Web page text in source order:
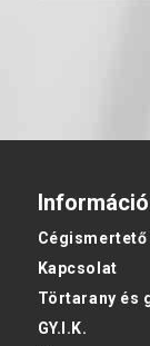
Cégismertető
Kapcsolat
Törtarany és
GY.I.K.